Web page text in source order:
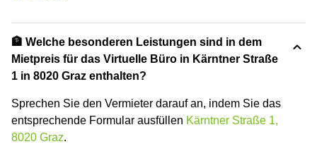
🏦 Welche besonderen Leistungen sind in dem
Mietpreis für das Virtuelle Büro in Kärntner Straße
1 in 8020 Graz enthalten?
Sprechen Sie den Vermieter darauf an, indem Sie das
entsprechende Formular ausfüllen Kärntner Straße 1,
8020 Graz.